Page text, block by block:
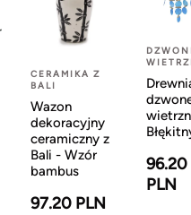
CERAMIKA Z
BALI
Wazon
dekoracyjny
ceramiczny z
Bali - Wzór
bambus
97.20 PLN
96.20
PLN